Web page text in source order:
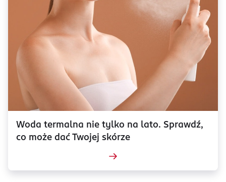
Woda termalna nie tylko na lato. Sprawdź,
co może dać Twojej skórze